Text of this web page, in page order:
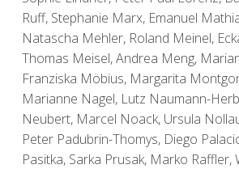
Ruff, Stephanie Marx, Emanuel
Natascha Mehler, Roland Meinel,
Thomas Meisel, Andrea Meng,
Franziska Möbius, Margarita
Marianne Nagel, Lutz Naumann-
Neubert, Marcel Noack, Ursula
Peter Padubrin-Thomys, Diego
Pasitka, Sarka Prusak, Marko Raffler,